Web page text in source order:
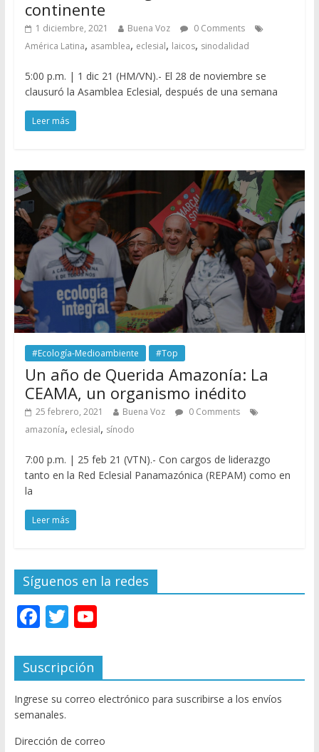
continente
1 diciembre, 2021 Buena Voz
0 Comments
América Latina, asamblea, eclesial, laicos, sinodalidad
5:00 p.m. | 1 dic 21 (HM/VN).- El 28 de noviembre se
clausuró la Asamblea Eclesial, después de una semana
Leer más
#Ecología-Medioambiente #Top
Un año de Querida Amazonía: La
CEAMA, un organismo inédito
25 febrero, 2021 Buena Voz
0 Comments
amazonía, eclesial, sínodo
7:00 p.m. | 25 feb 21 (VTN).- Con cargos de liderazgo
tanto en la Red Eclesial Panamazónica (REPAM) como en
la
Leer más
Síguenos en la redes
F
ac
e
b
o
o
T
w
itt
er
Y
u
T
u
Suscripción
Ingrese su correo electrónico para suscribirse a los envíos
semanales.
Dirección de correo